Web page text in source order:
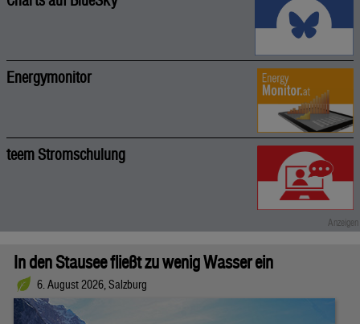
Energymonitor
teem Stromschulung
In den Stausee fließt zu wenig Wasser ein
6. August 2026, Salzburg